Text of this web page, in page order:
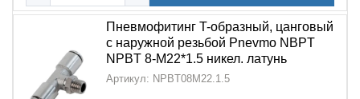
Пневмофитинг T-образный, цанговый
с наружной резьбой Pnevmo NBPT
NPBT 8-M22*1.5 никел. латунь
Артикул: NPBT08M22.1.5